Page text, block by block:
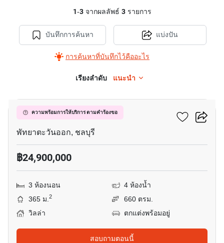
1-3จากผลลัพธ์ 3รายการ
บันทึกการค้นหา
การค้นหาที่บันทึกไว้คืออะไร
แบ่งปัน
เรียงลำดับ แนะนำ
ความพร้อมการให้บริการ ตามคำร้องขอ
เดอะ โพรสเปค วิลล่า
พัทยาตะวันออก, ชลบุรี
฿24,900,000
3 ห้องนอน
4 ห้องน้ำ
365 ม.2
660 ตรม.
วิลล่า
ตกแต่งพร้อมอยู่
สอบถามตอนนี้